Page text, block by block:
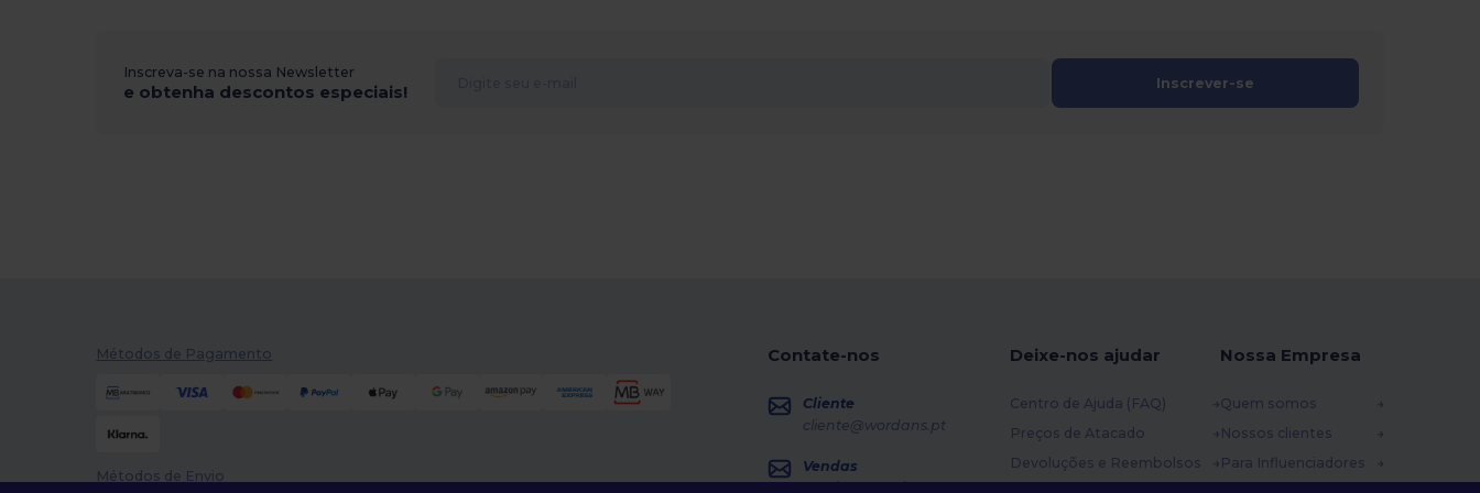
Inscreva-se na nossa Newsletter
e obtenha descontos especiais! Inscrever-se
Métodos de Pagamento
Métodos de Envio
Contate-nos
Cliente
cliente@wordans.pt
Vendas
vendas@wordans.pt
Deixe-nos ajudar
Centro de Ajuda (FAQ)
Preços de Atacado
Devoluções e Reembolsos
Nossa Empresa
Quem somos
Nossos clientes
Para Influenciadores